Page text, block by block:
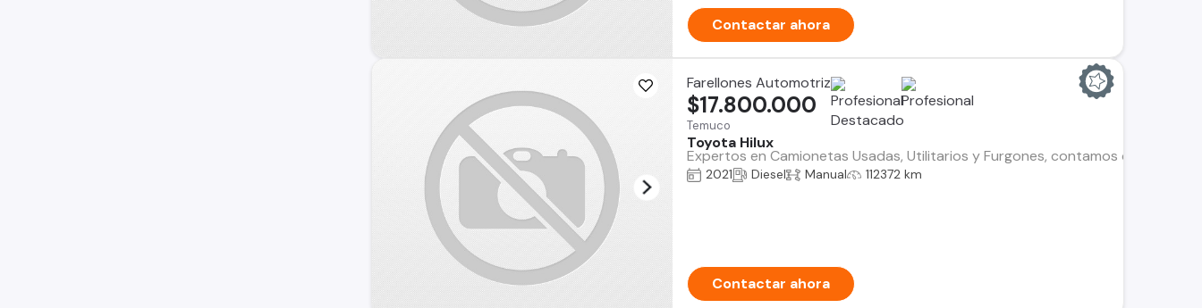
Contactar ahora
Farellones Automotriz
Temuco
Toyota Hilux
Expertos en Camionetas Usadas, Utilitarios y Furgones, contamos con el
$17.800.000
2021 Diesel Manual 112372 km
Contactar ahora